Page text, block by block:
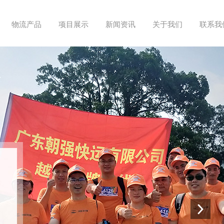
物流产品 项目展示 新闻资讯 关于我们 联系我